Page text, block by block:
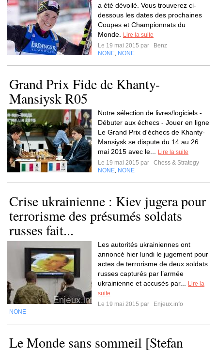
a été dévoilé. Vous trouverez ci-
dessous les dates des prochaines
Coupes et Championnats du
Monde.
Lire la suite
Le 19 mai 2015 par
Benz
NONE NONE
Grand Prix Fide de Khanty-
Mansiysk R05
Notre sélection de livres/logiciels -
Débuter aux échecs - Jouer en ligne
Le Grand Prix d'échecs de Khanty-
Mansiysk se dispute du 14 au 26
mai 2015 avec le...
Lire la suite
Le 19 mai 2015 par
Chess & Strategy
NONE NONE
Crise ukrainienne : Kiev jugera pour
terrorisme des présumés soldats
russes fait...
Les autorités ukrainiennes ont
annoncé hier lundi le jugement pour
actes de terrorisme de deux soldats
russes capturés par l’armée
ukrainienne et accusés par...
Lire la
suite
Le 19 mai 2015 par
Enjeux.info
NONE
Le Monde sans sommeil [Stefan